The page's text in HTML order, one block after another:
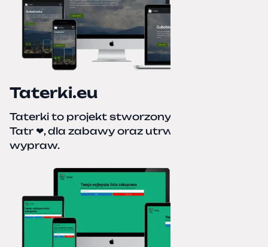
Taterki.eu
Taterki to projekt stworzony z miłości do
Tatr ❤, dla zabawy oraz utrwalenia naszych
wypraw.